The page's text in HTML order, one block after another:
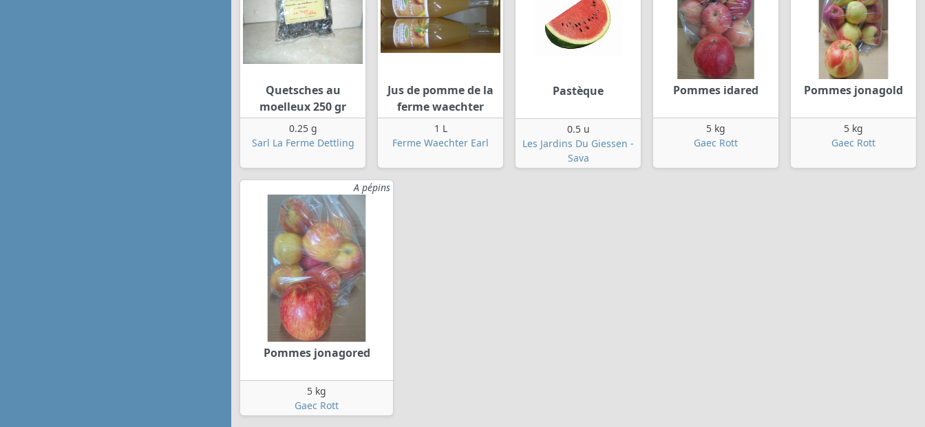
Quetsches au
moelleux 250 gr
0.25 g
Sarl La Ferme Dettling
Jus de pomme de la
ferme waechter
1 L
Ferme Waechter Earl
Pastèque
0.5 u
Les Jardins Du Giessen -
Sava
Pommes idared
5 kg
Gaec Rott
Pommes jonagold
5 kg
Gaec Rott
A pépins
Pommes jonagored
5 kg
Gaec Rott